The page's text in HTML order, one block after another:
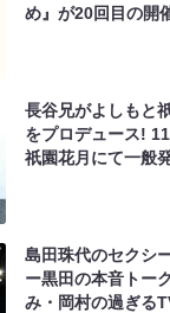
め』が20回目の開
⻑⾕兄がよしもと
をプロデュース!
祇園花月にて⼀般
島田珠代のセクシ
ー黒田の本音トー
み・岡村の過ぎる